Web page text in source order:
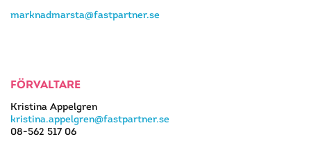
marknadmarsta@fastpartner.se
FÖRVALTARE
Kristina Appelgren
kristina.appelgren@fastpartner.se
08-562 517 06